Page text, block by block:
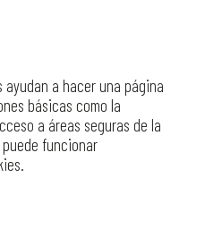
a hacer una página
básicas como la
a áreas seguras de la
funcionar